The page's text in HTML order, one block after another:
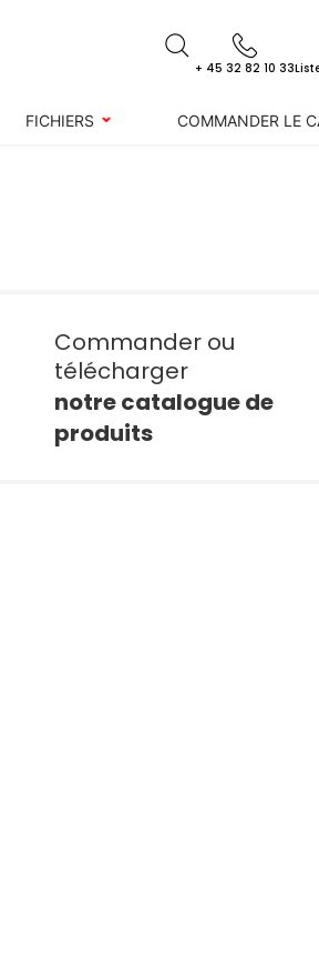
+ 45 32 82 10 33
FICHIERS COMMANDER LE
Commander ou
télécharger
notre catalogue de
produits